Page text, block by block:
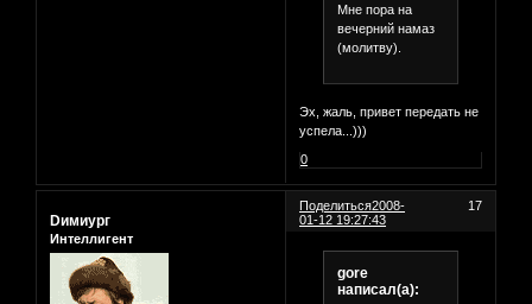
Мне пора на
вечерний намаз
(молитву).
Эх, жаль, привет передать не
успела...)))
0
Поделиться 17
2008-
01-12 19:27:43
Dимиург
Интеллигент
gore
написал(а):